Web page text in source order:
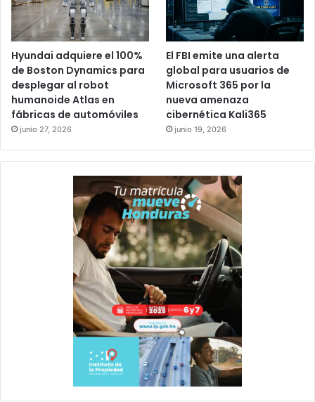
Hyundai adquiere el 100%
de Boston Dynamics para
desplegar al robot
humanoide Atlas en
fábricas de automóviles
junio 27, 2026
El FBI emite una alerta
global para usuarios de
Microsoft 365 por la
nueva amenaza
cibernética Kali365
junio 19, 2026